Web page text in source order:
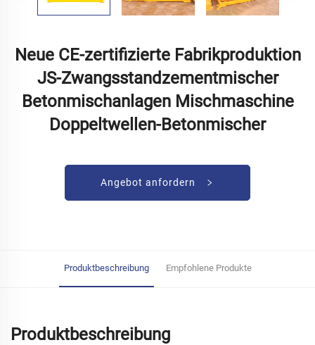
Neue CE-zertifizierte Fabrikproduktion
JS-Zwangsstandzementmischer
Betonmischanlagen Mischmaschine
Doppeltwellen-Betonmischer
Angebot anfordern
Produktbeschreibung Empfohlene Produkte
Produktbeschreibung